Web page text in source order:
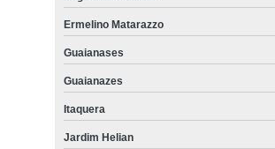
Ermelino Matarazzo
Guaianases
Guaianazes
Itaquera
Jardim Helian